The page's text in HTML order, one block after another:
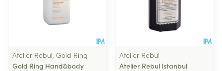
Atelier Rebul, Gold Ring
Gold Ring Hand&body
Atelier Rebul
Atelier Rebul Istanbul